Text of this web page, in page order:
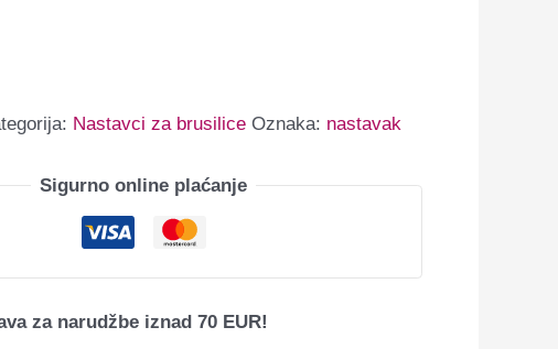
Nastavci za brusilice Oznaka: nastavak
Sigurno online plaćanje
za narudžbe iznad 70 EUR!